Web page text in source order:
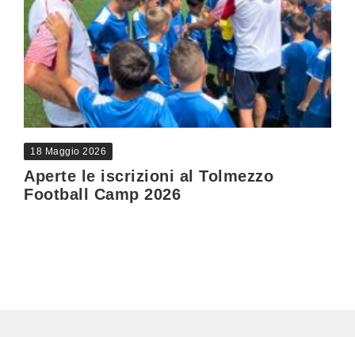
18 Maggio 2026
Aperte le iscrizioni al Tolmezzo
Football Camp 2026